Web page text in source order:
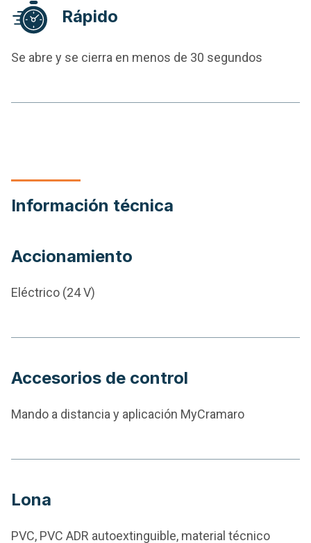
Rápido
Se abre y se cierra en menos de 30 segundos
Información técnica
Accionamiento
Eléctrico (24 V)
Accesorios de control
Mando a distancia y aplicación MyCramaro
Lona
PVC, PVC ADR autoextinguible, material técnico